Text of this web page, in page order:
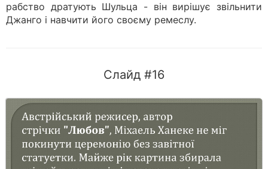
рабство дратують Шульца - він вирішує звільнити
Джанго і навчити його своєму ремеслу.
Слайд #16